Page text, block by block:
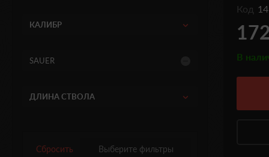
КАЛИБР
SAUER
ДЛИНА СТВОЛА
Сбросить Выберите фильтры
Код
В